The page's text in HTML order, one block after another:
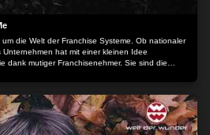
OPTIONEN
um die Welt der Franchise Systeme. Ob nationaler
hat mit einer kleinen Idee
dank mutiger Franchisenehmer. Sie sind die
die Kulissen der Franchise Branche. Lernen
Erfahren Sie mehr über die Chancen der
wie sich Franchisenehmer den großen Traum